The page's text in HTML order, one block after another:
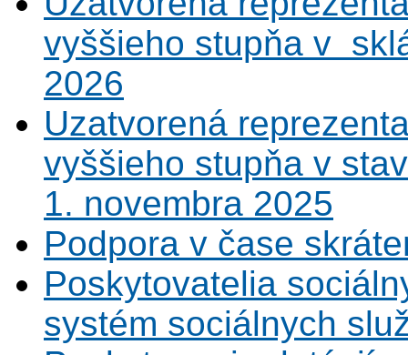
vyššieho stupňa v
2026
Uzatvorená
vyššieho stupňa v
1. novembra 2025
Podpora v čase
Poskytovatelia
systém sociálnych